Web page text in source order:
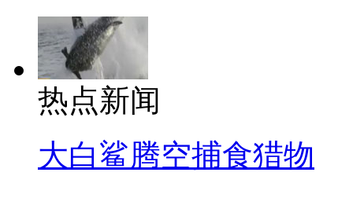
热点新闻
大白鲨腾空捕食猎物